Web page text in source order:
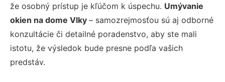
že osobný prístup je kľúčom k úspechu. Umývanie
okien na dome Vlky – samozrejmosťou sú aj odborné
konzultácie či detailné poradenstvo, aby ste mali
istotu, že výsledok bude presne podľa vašich
predstáv.